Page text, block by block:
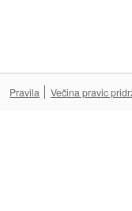
Pravila Večina pravic